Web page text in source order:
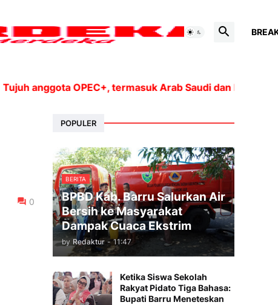
anggota OPEC+, termasuk Arab Saudi dan Rusia, akan
0
POPULER
BERITA
BPBD Kab. Barru Salurkan Air
Bersih ke Masyarakat
Dampak Cuaca Ekstrim
by Redaktur - 11:47
Ketika Siswa Sekolah
Rakyat Pidato Tiga Bahasa:
Bupati Barru Meneteskan